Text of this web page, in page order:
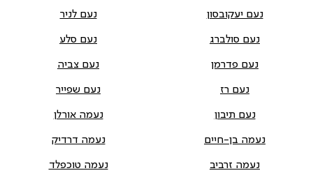
נעם יעקובסון נעם לניר
נעם סולברג נעם סלע
נעם פדרמן נעם צביה
נעם רז נעם שפייר
נעם תיבון נעמה אורלן
נעמה בן-חיים נעמה דרדיק
נעמה זרביב נעמה טוכפלד